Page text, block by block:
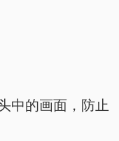
中的画面，防止